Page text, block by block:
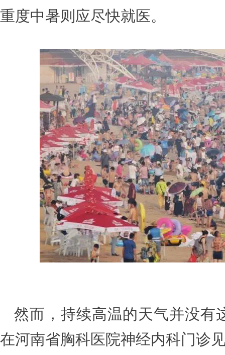
重度中暑则应尽快就医。
然而，持续高温的天气并没有
在河南省胸科医院神经内科门诊